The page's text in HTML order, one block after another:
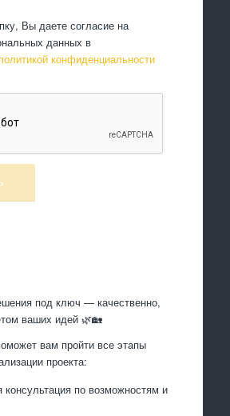
Вы даете согласие на
данных в
политикой конфиденциальности
под ключ — качественно,
ваших идей 🌿🏡
вам пройти все этапы
проекта:
по возможностям и